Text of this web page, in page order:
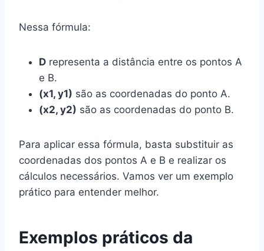
Nessa fórmula:
D representa a distância entre os pontos A
e B.
(x1, y1) são as coordenadas do ponto A.
(x2, y2) são as coordenadas do ponto B.
Para aplicar essa fórmula, basta substituir as
coordenadas dos pontos A e B e realizar os
cálculos necessários. Vamos ver um exemplo
prático para entender melhor.
Exemplos práticos da